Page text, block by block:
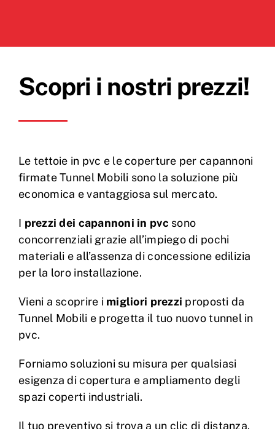
Scopri i nostri prezzi!
Le tettoie in pvc e le coperture per capannoni
firmate Tunnel Mobili sono la soluzione più
economica e vantaggiosa sul mercato.
I prezzi dei capannoni in pvc sono
concorrenziali grazie all’impiego di pochi
materiali e all’assenza di concessione edilizia
per la loro installazione.
Vieni a scoprire i migliori prezzi proposti da
Tunnel Mobili e progetta il tuo nuovo tunnel in
pvc.
Forniamo soluzioni su misura per qualsiasi
esigenza di copertura e ampliamento degli
spazi coperti industriali.
Il tuo preventivo si trova a un clic di distanza.